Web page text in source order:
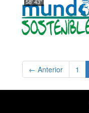
← Anterior 1